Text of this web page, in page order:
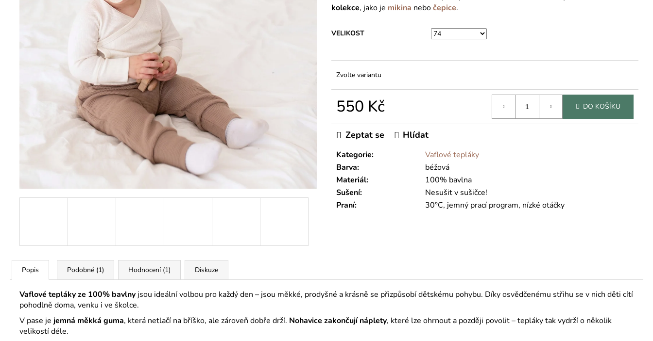
kolekce, jako je mikina nebočepice.
VELIKOST
Zvolte variantu
550 Kč DO KOŠÍKU
Kategorie:
Vaflové tepláky
Barva:
béžová
Materiál:
100% bavlna
Sušení:
Nesušit v sušičce!
Praní: 30°C, jemný prací program, nízké otáčky
Zeptat se Hlídat
Popis Podobné (1) Hodnocení (1) Diskuze
Vaflové tepláky ze 100% bavlny jsou ideální volbou pro každý den – jsou měkké, prodyšné a krásně se přizpůsobí dětskému pohybu. Díky osvědčenému střihu se v nich děti cítí
pohodlně doma, venku i ve školce.
V pase je jemná měkká guma, která netlačí na bříško, ale zároveň dobře drží. Nohavice zakončují náplety, které lze ohrnout a později povolit – tepláky tak vydrží o několik
velikostí déle.